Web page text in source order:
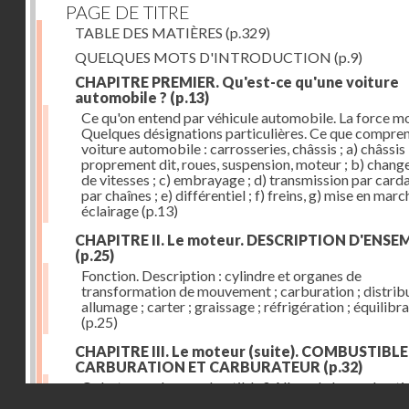
PAGE DE TITRE
TABLE DES MATIÈRES (p.329)
QUELQUES MOTS D'INTRODUCTION (p.9)
CHAPITRE PREMIER. Qu'est-ce qu'une voiture
automobile ? (p.13)
Ce qu'on entend par véhicule automobile. La force
Quelques désignations particulières. Ce que
voiture automobile : carrosseries, châssis ; a) châssis
proprement dit, roues, suspension, moteur ; b)
de vitesses ; c) embrayage ; d) transmission par
par chaînes ; e) différentiel ; f) freins, g) mise en
éclairage(p.13)
CHAPITRE II. Le moteur. DESCRIPTION
(p.25)
Fonction. Description : cylindre et organes de
transformation de mouvement ; carburation ;
allumage ; carter ; graissage ; réfrigération ;
(p.25)
CHAPITRE III. Le moteur (suite).
CARBURATION ET CARBURATEUR (p.32)
Qu'est-ce qu'un combustible ? Allure de la